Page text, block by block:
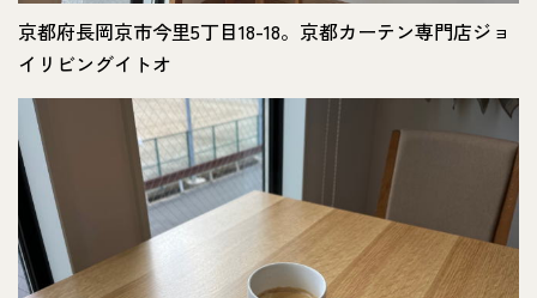
京都府長岡京市今里5丁目18-18。京都カーテン専門店ジョ
イリビングイトオ